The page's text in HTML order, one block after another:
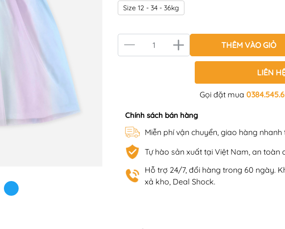
Size 12 - 34 - 36kg
THÊM VÀO GIỎ
LIÊN
Gọi đặt mua
Chính sách bán hàng
Miễn phí vận chuyển, giao hàng nhanh
Tự hào sản xuất tại Việt Nam, an toàn
Hỗ trợ 24/7, đổi hàng trong 60 ngày.
xả kho, Deal Shock.